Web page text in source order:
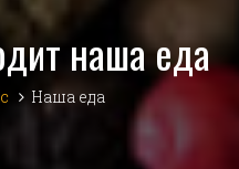
наша еда
Наша еда